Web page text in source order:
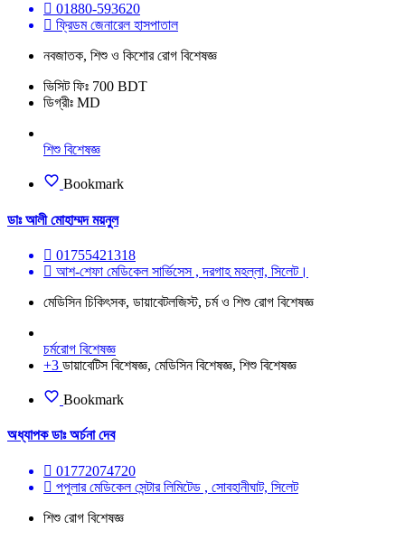
01880-593620
ফ্রিডম জেনারেল হাসপাতাল
নবজাতক, শিশু ও কিশোর রোগ বিশেষজ্ঞ
ভিসিট ফিঃ 700 BDT
ডিগ্রীঃ MD
শিশু বিশেষজ্ঞ
Bookmark
ডাঃ আলী মোহাম্মদ ময়নুল
01755421318
আশ-শেফা মেডিকেল সার্ভিসেস , দরগাহ মহল্লা, সিলেট।
মেডিসিন চিকিৎসক, ডায়াবেটলজিস্ট, চর্ম ও শিশু রোগ বিশেষজ্ঞ
চর্মরোগ বিশেষজ্ঞ
+3 ডায়াবেটিস বিশেষজ্ঞ, মেডিসিন বিশেষজ্ঞ, শিশু বিশেষজ্ঞ
Bookmark
অধ্যাপক ডাঃ অর্চনা দেব
01772074720
পপুলার মেডিকেল সেন্টার লিমিটেড , সোবহানীঘাট, সিলেট
শিশু রোগ বিশেষজ্ঞ